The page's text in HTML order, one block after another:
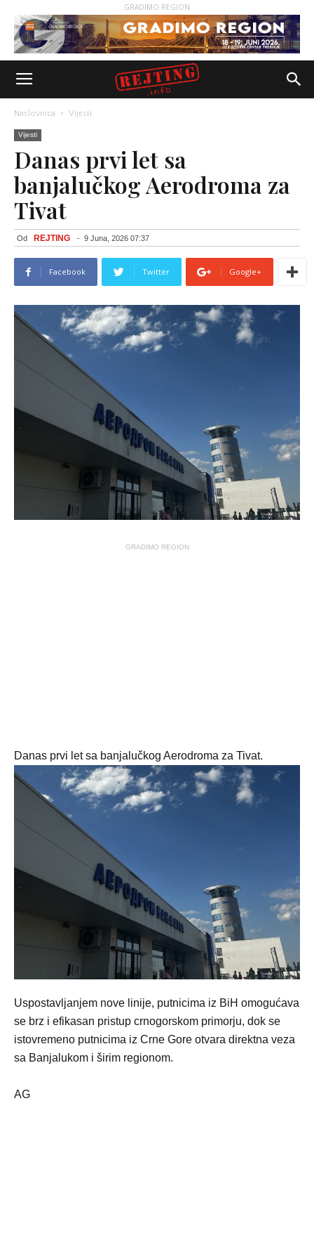
GRADIMO REGION
Naslovnica Vijesti
Vijesti
Danas prvi let sa
banjalučkog Aerodroma za
Tivat
Od REJTING - 9 Juna, 2026 07:37
Facebook Twitter Google+
GRADIMO REGION
Danas prvi let sa banjalučkog Aerodroma za Tivat.
Uspostavljanjem nove linije, putnicima iz BiH omogućava
se brz i efikasan pristup crnogorskom primorju, dok se
istovremeno putnicima iz Crne Gore otvara direktna veza
sa Banjalukom i širim regionom.
AG